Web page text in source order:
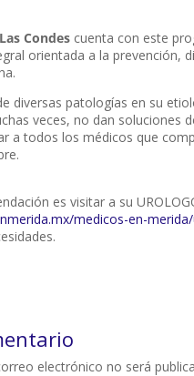
Condes cuenta con este
orientada a la prevención,
diversas patologías en su
veces, no dan soluciones
a todos los médicos que
es visitar a su
medicos-en-
electrónico no será